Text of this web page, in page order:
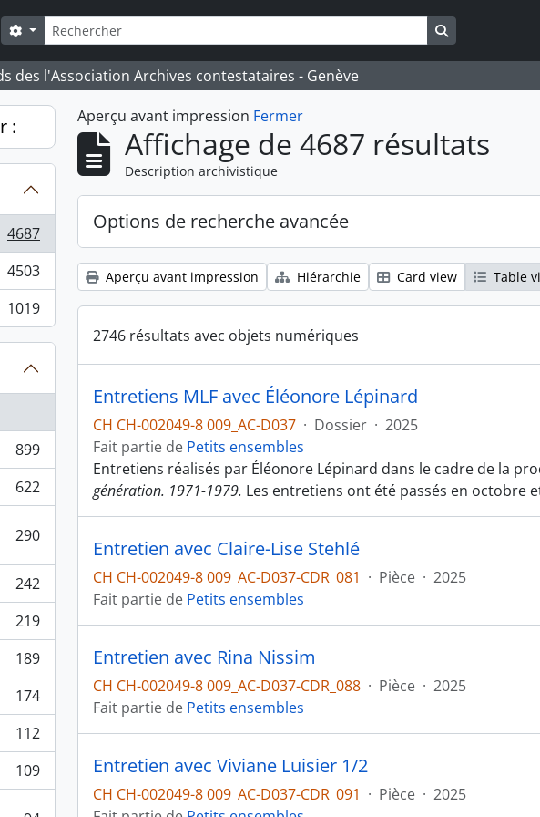
Rechercher
Search options
des l'Association Archives contestataires - Genève
:
4687
4503
1019
899
622
290
242
219
189
174
112
109
Aperçu avant impression Fermer
Affichage de 4687 résultats
Description archivistique
Options de recherche avancée
Aperçu avant impression Hiérarchie Card view Table
2746 résultats avec objets numériques
Entretiens MLF avec Éléonore Lépinard
CH CH-002049-8 009_AC-D037 · Dossier · 2025
Fait partie de Petits ensembles
Entretiens réalisés par Éléonore Lépinard dans le cadre de la
génération. 1971-1979. Les entretiens ont été passés en octobre
Entretien avec Claire-Lise Stehlé
CH CH-002049-8 009_AC-D037-CDR_081 · Pièce · 2025
Fait partie de Petits ensembles
Entretien avec Rina Nissim
CH CH-002049-8 009_AC-D037-CDR_088 · Pièce · 2025
Fait partie de Petits ensembles
Entretien avec Viviane Luisier 1/2
CH CH-002049-8 009_AC-D037-CDR_091 · Pièce · 2025